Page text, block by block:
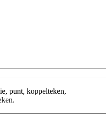
punt, koppelteken,